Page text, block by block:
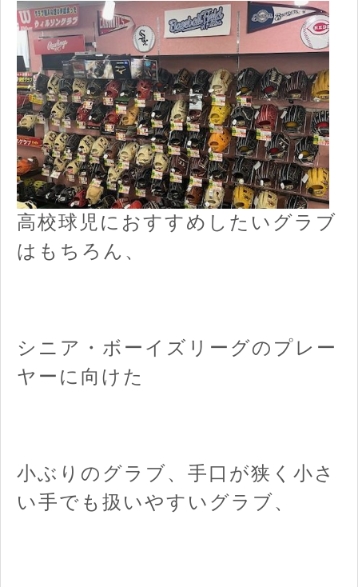
高校球児におすすめしたいグラブ
はもちろん、
シニア・ボーイズリーグのプレー
ヤーに向けた
小ぶりのグラブ、手口が狭く小さ
い手でも扱いやすいグラブ、